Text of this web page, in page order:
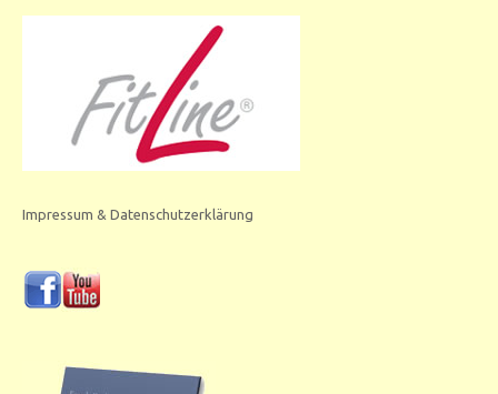
Impressum & Datenschutzerklärung